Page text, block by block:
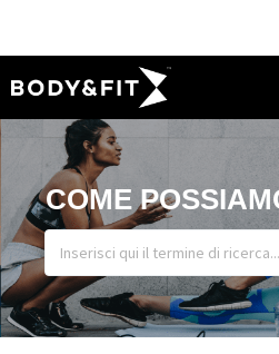
COME